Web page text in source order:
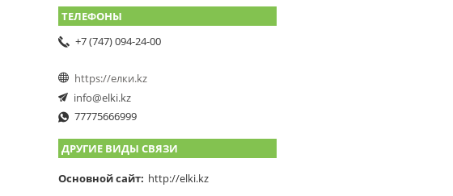
+7 (747) 094-24-00
https://елки.kz
info@elki.kz
77775666999
ДРУГИЕ ВИДЫ СВЯЗИ
Основной сайт http://elki.kz